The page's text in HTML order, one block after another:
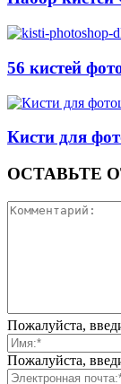
56 кистей
Кисти для
ОСТАВЬТЕ
Пожалуйста,
Пожалуйста,